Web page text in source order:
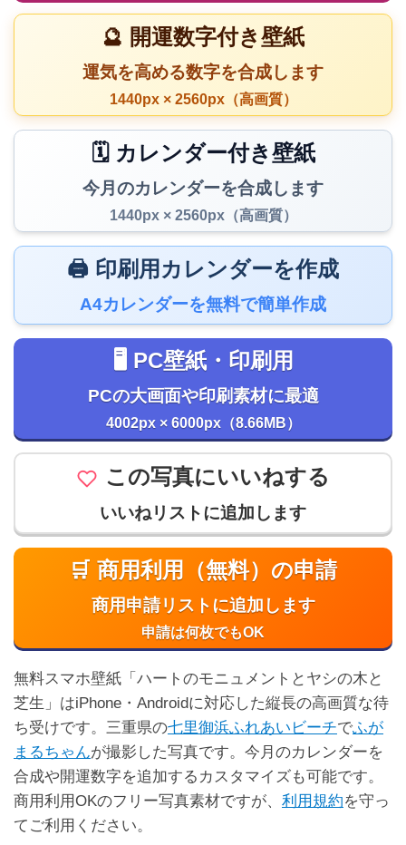
🔮 開運数字付き壁紙
運気を高める数字を合成します
1440px × 2560px（高画質）
🗓️ カレンダー付き壁紙
今月のカレンダーを合成します
1440px × 2560px（高画質）
🖨️ 印刷用カレンダーを作成
A4カレンダーを無料で簡単作成
🖥️ PC壁紙・印刷用
PCの大画面や印刷素材に最適
4002px × 6000px（8.66MB）
この写真にいいねする
いいねリストに追加します
🛒 商用利用（無料）の申請
商用申請リストに追加します
申請は何枚でもOK
無料スマホ壁紙「ハートのモニュメントとヤシの木と
芝生」はiPhone・Androidに対応した縦長の高画質な待
ち受けです。三重県の七里御浜ふれあいビーチでふが
まるちゃんが撮影した写真です。今月のカレンダーを
合成や開運数字を追加するカスタマイズも可能です。
商用利用OKのフリー写真素材ですが、 利用規約を守っ
てご利用ください。